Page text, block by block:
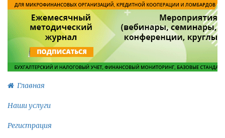
Главная
Наши услуги
Регистрация